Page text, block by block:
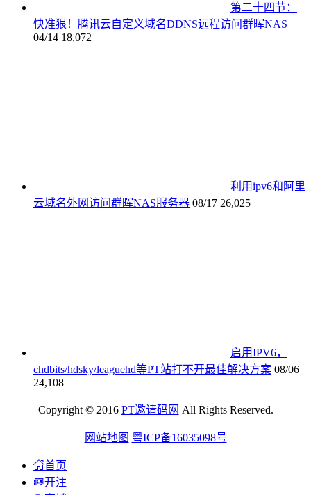
第二十四节：
快准狠！腾讯云自定义域名DDNS远程访问群晖NAS
04/14 18,072
利用ipv6和阿里
云域名外网访问群晖NAS服务器 08/17 26,025
启用IPV6，
chdbits/hdsky/leaguehd等PT站打不开最佳解决方案 08/06
24,108
Copyright © 2016 PT邀请码网 All Rights Reserved.
网站地图 粤ICP备16035098号
首页
开注